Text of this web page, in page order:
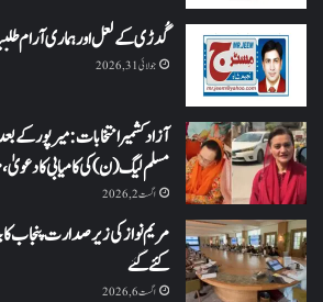
گُدڑی کے لعل اور ہماری آرام
جولائی 31, 2026
آزاد کشمیر انتخابات: میرپور کے
مسلم لیگ (ن) کی کامیابی کا
اگست 2, 2026
کئے گئے
اگست 6, 2026